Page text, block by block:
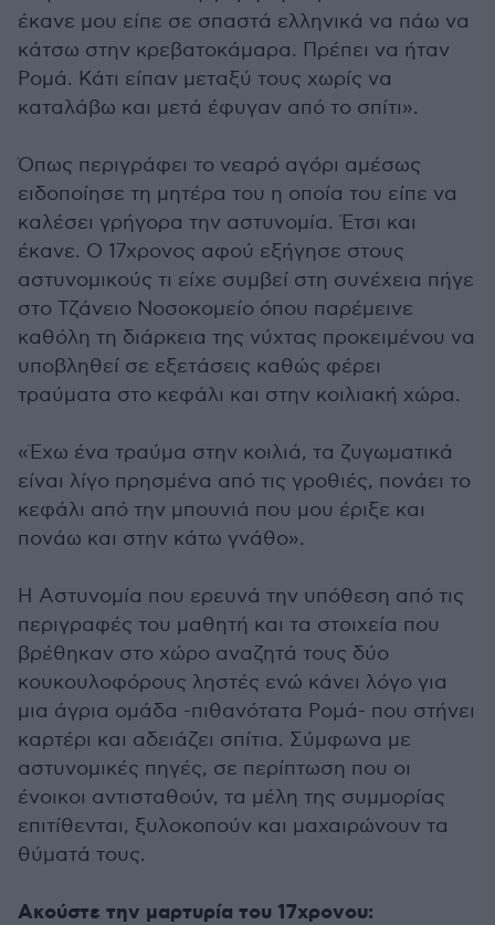
έκανε μου είπε σε σπαστά ελληνικά να πάω να
κάτσω στην κρεβατοκάμαρα. Πρέπει να ήταν
Ρομά. Κάτι είπαν μεταξύ τους χωρίς να
καταλάβω και μετά έφυγαν από το σπίτι».
Όπως περιγράφει το νεαρό αγόρι αμέσως
ειδοποίησε τη μητέρα του η οποία του είπε να
καλέσει γρήγορα την αστυνομία. Έτσι και
έκανε. Ο 17χρονος αφού εξήγησε στους
αστυνομικούς τι είχε συμβεί στη συνέχεια πήγε
στο Τζάνειο Νοσοκομείο όπου παρέμεινε
καθόλη τη διάρκεια της νύχτας προκειμένου να
υποβληθεί σε εξετάσεις καθώς φέρει
τραύματα στο κεφάλι και στην κοιλιακή χώρα.
«Έχω ένα τραύμα στην κοιλιά, τα ζυγωματικά
είναι λίγο πρησμένα από τις γροθιές, πονάει το
κεφάλι από την μπουνιά που μου έριξε και
πονάω και στην κάτω γνάθο».
Η Αστυνομία που ερευνά την υπόθεση από τις
περιγραφές του μαθητή και τα στοιχεία που
βρέθηκαν στο χώρο αναζητά τους δύο
κουκουλοφόρους ληστές ενώ κάνει λόγο για
μια άγρια ομάδα -πιθανότατα Ρομά- που στήνει
καρτέρι και αδειάζει σπίτια. Σύμφωνα με
αστυνομικές πηγές, σε περίπτωση που οι
ένοικοι αντισταθούν, τα μέλη της συμμορίας
επιτίθενται, ξυλοκοπούν και μαχαιρώνουν τα
θύματά τους.
Ακούστε την μαρτυρία του 17χρονου: